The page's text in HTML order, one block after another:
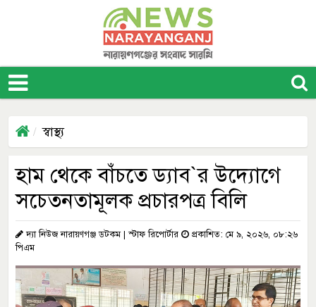
স্বাস্থ্য
হাম থেকে বাঁচতে ড্যাব‍‍`র উদ্যোগে
সচেতনতামূলক প্রচারপত্র বিলি
দ্যা নিউজ নারায়ণগঞ্জ ডটকম | স্টাফ রিপোর্টার
প্রকাশিত: মে ৯, ২০২৬, ০৮:২৬
পিএম